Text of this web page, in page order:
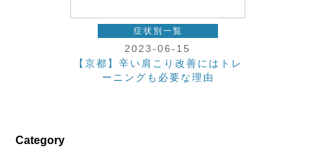
症状別一覧
2023-06-15
【京都】辛い肩こり改善にはトレ
ーニングも必要な理由
Category